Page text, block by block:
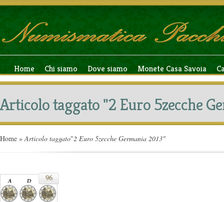
Home Chi siamo Dove siamo Monete Casa Savoia
Articolo taggato "2 Euro 5zecche
Home » Articolo taggato"2 Euro 5zecche Germania 2013"
96